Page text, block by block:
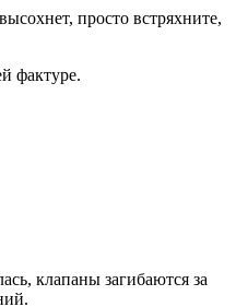
просто встряхните,
фактуре.
клапаны загибаются за